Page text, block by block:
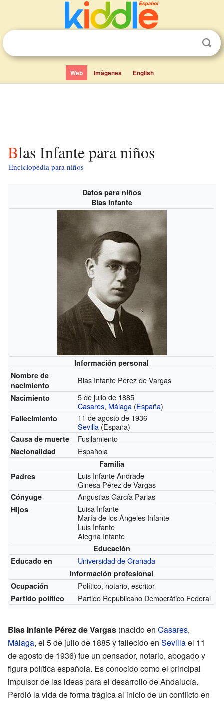
Web Imágenes English
Blas Infante para niños
Enciclopedia para niños
Datos para niños
Blas Infante
Información personal
Nombre de
nacimiento
Blas Infante Pérez de Vargas
Nacimiento
5 de julio de 1885
Casares, Málaga (España)
Fallecimiento
11 de agosto de 1936
Sevilla (España)
Causa de muerte Fusilamiento
Nacionalidad Española
Familia
Padres
Luis Infante Andrade
Ginesa Pérez de Vargas
Cónyuge Angustias García Parias
Hijos
Luisa Infante
María de los Ángeles Infante
Luis Infante
Alegría Infante
Educación
Educado en
Universidad de Granada
Información profesional
Ocupación
Político, notario, escritor
Partido político Partido Republicano Democrático Federal
Blas Infante Pérez de Vargas (nacido en Casares,
Málaga, el 5 de julio de 1885 y fallecido en Sevillael 11
de agosto de 1936) fue un pensador, notario, abogado y
figura política española. Es conocido como el principal
impulsor de las ideas para el desarrollo de Andalucía.
Perdió la vida de forma trágica al inicio de un conflicto en